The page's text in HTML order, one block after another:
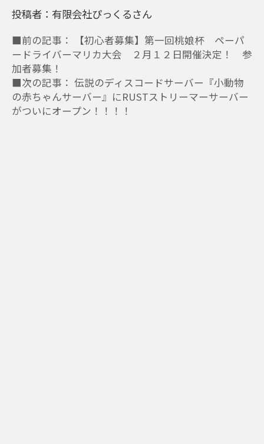
投稿者：有限会社ぴっくるさん
■前の記事： 【初心者募集】第一回桃娘杯 ペーパ
ードライバーマリカ大会 ２月１２日開催決定！ 参
加者募集！
■次の記事： 伝説のディスコードサーバー『小動物
の赤ちゃんサーバー』にRUSTストリーマーサーバー
がついにオープン！！！！